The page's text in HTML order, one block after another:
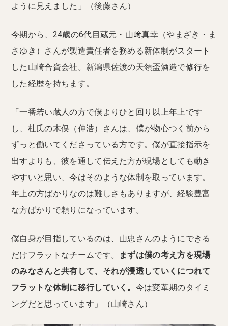
ように見えました」（後藤さん）
今期から、24歳の6代目蔵元・山﨑真幸（やまざき・ま
さゆき）さんが製造責任者を務める新体制がスタート
した山崎合資会社。新潟県佐渡の天領盃酒造で修行を
した経歴を持ちます。
「一番若い蔵人の方で僕よりひと回り以上年上です
し、杜氏の木俣（伸浩）さんは、僕が物心つく前から
ずっと働いてくださっている方です。僕が直接指示を
出すよりも、彼を通して伝えた方が現場としても動き
やすいと思い、今はそのような体制を取っています。
年上の方ばかりなのは難しさもありますが、経験豊富
な方ばかりで頼りになっています。
僕自身が目指しているのは、山忠さんのようにできる
だけフラットなチームです。
まずは僕の考え方を現場
のみなさんと共有して、それが浸透していくにつれて
フラットな体制に移行していく。 今は変革期のタイミ
ングだと思っています」（山崎さん）